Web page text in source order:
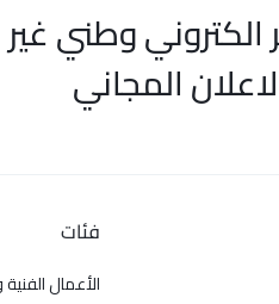
الكتروني وطني
المجاني
فئات
الأعمال